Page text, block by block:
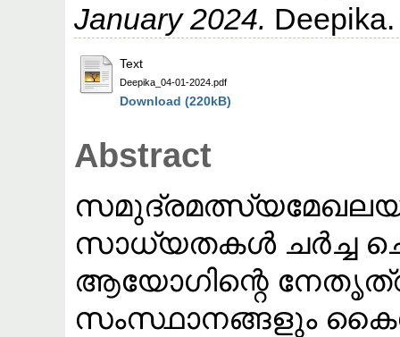
January 2024. Deepika.
Text
Deepika_04-01-2024.pdf
Download (220kB)
Abstract
സാധ്യതകൾ ചർച്ച
ആയോഗിന്റെ
സംസ്ഥാനങ്ങളും